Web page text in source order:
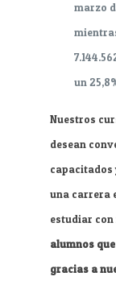
marzo
un
Nuestros
desean
capacitados
una carrera
estudiar con
alumnos
gracias a